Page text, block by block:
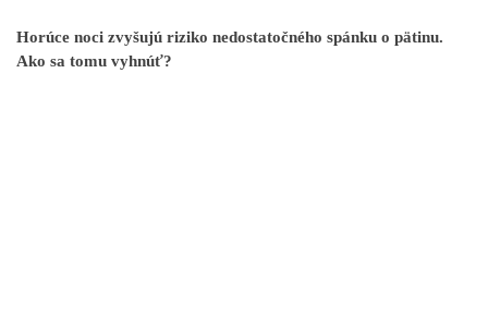
Horúce noci zvyšujú riziko nedostatočného spánku o pätinu.
Ako sa tomu vyhnúť?